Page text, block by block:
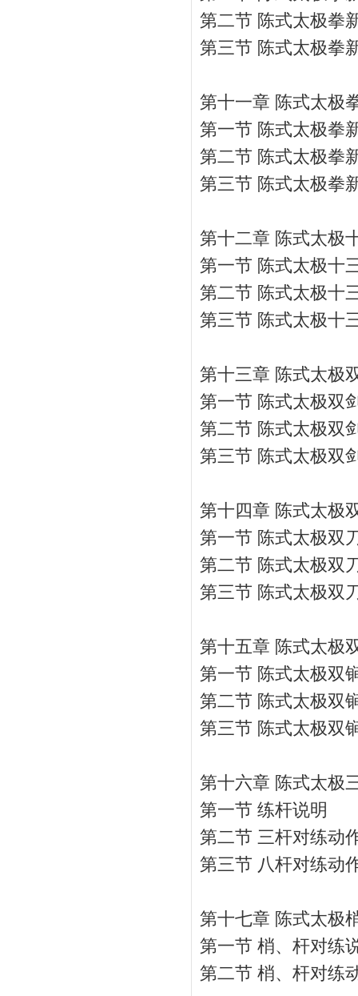
第二节 陈式太极拳
第三节 陈式太极拳
第十一章 陈式太极
第一节 陈式太极拳
第二节 陈式太极拳
第三节 陈式太极拳
第十二章 陈式太极
第一节 陈式太极十
第二节 陈式太极十
第三节 陈式太极十
第十三章 陈式太极
第一节 陈式太极双
第二节 陈式太极双
第三节 陈式太极双
第十四章 陈式太极
第一节 陈式太极双
第二节 陈式太极双
第三节 陈式太极双
第十五章 陈式太极
第一节 陈式太极双
第二节 陈式太极双
第三节 陈式太极双
第十六章 陈式太极
第一节 练杆说明
第二节 三杆对练动
第三节 八杆对练动
第十七章 陈式太极
第一节 梢、杆对练
第二节 梢、杆对练